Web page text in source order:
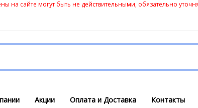
на сайте могут быть не действительными, обязательно
Акции Оплата и Доставка Контакты